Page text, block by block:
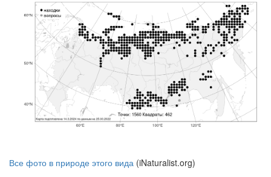
Все фото в природе этого вида (iNaturalist.org)